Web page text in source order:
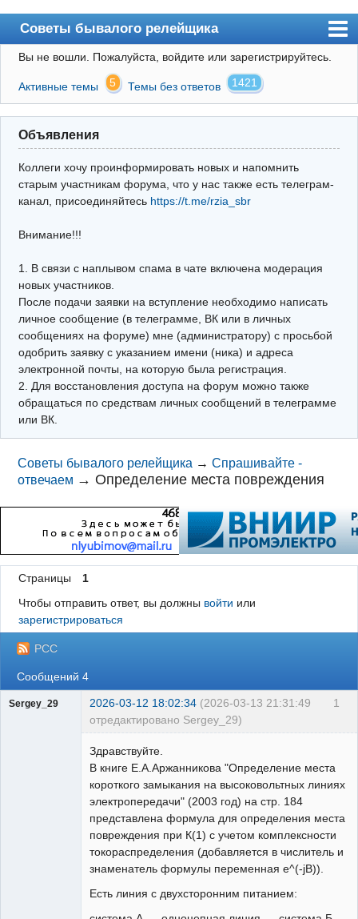
Советы бывалого релейщика
Форум
Правила
Поиск
Регистрация
Архив
Почта
Поиск релейщика
Видео РЗиА
Фотохостинг
Телеграм
Вы не вошли. Пожалуйста, войдите или зарегистрируйтесь.
Активные темы 5 Темы без ответов 1421
Объявления
Коллеги хочу проинформировать новых и напомнить
старым участникам форума, что у нас также есть телеграм-
канал, присоединяйтесь https://t.me/rzia_sbr
Внимание!!!
1. В связи с наплывом спама в чате включена модерация
новых участников.
После подачи заявки на вступление необходимо написать
личное сообщение (в телеграмме, ВК или в личных
сообщениях на форуме) мне (администратору) с просьбой
одобрить заявку с указанием имени (ника) и адреса
электронной почты, на которую была регистрация.
2. Для восстановления доступа на форум можно также
обращаться по средствам личных сообщений в телеграмме
или ВК.
Советы бывалого релейщика →Спрашивайте -
отвечаем →Определение места повреждения
Страницы
1
Чтобы отправить ответ, вы должны войти или
зарегистрироваться
РСС
Сообщений 4
1
Sergey_29 2026-03-12 18:02:34 (2026-03-13 21:31:49
отредактировано Sergey_29)
Здравствуйте.
В книге Е.А.Аржанникова "Определение места
короткого замыкания на высоковольтных линиях
электропередачи" (2003 год) на стр. 184
представлена формула для определения места
повреждения при К(1) с учетом комплексности
токораспределения (добавляется в числитель и
знаменатель формулы переменная e^(-jB)).
Есть линия с двухсторонним питанием: